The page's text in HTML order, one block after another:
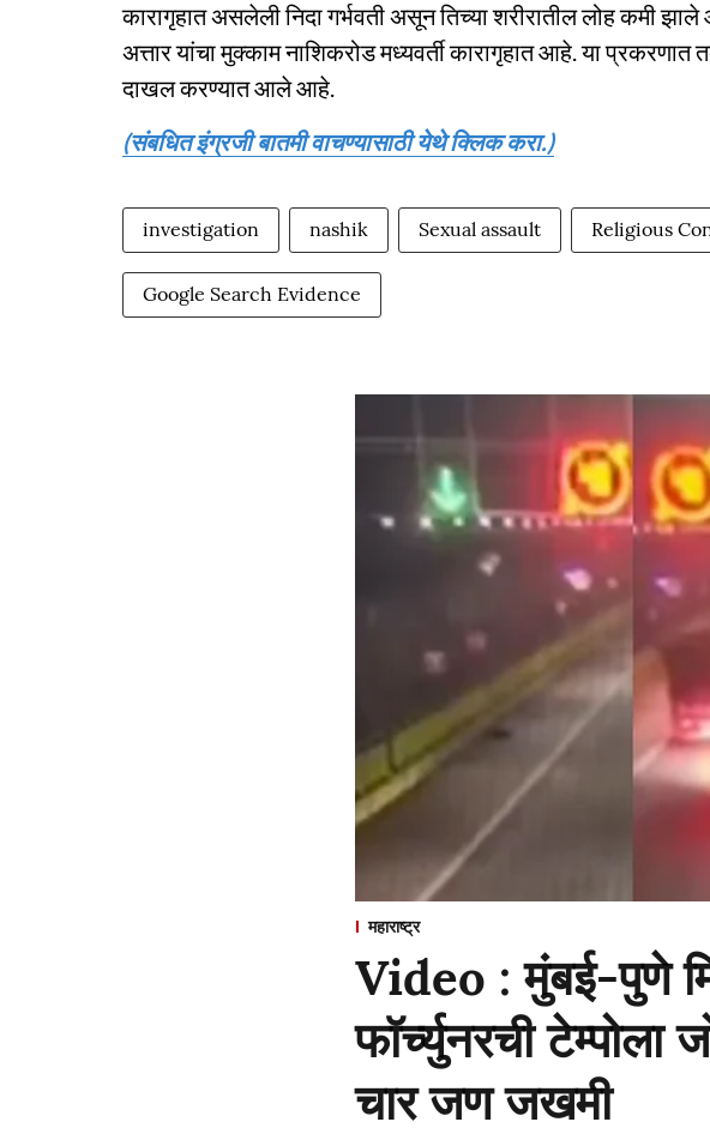
कारागृहात असलेली निदा गर्भवती असून तिच्या शरीरातील लोह कमी
अत्तार यांचा मुक्काम नाशिकरोड मध्यवर्ती कारागृहात आहे. या प्रकरणात
दाखल करण्यात आले आहे.
(संबधित इंग्रजी बातमी वाचण्यासाठी येथे क्लिक करा.)
investigation nashik Sexual assault Religious
Google Search Evidence
महाराष्ट्र
Video : मुंबई-पुणे
फॉर्च्युनरची
चार जण जखमी